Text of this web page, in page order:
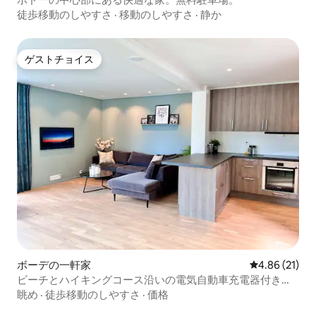
徒歩移動のしやすさ · 移動のしやすさ · 静か
ゲストチョイス
ゲストチョイス
ボーデの一軒家 レビュー21
4.86 (21)
ビーチとハイキングコース沿いの電気自動車充電器付きタ
ウンハウス
眺め · 徒歩移動のしやすさ · 価格